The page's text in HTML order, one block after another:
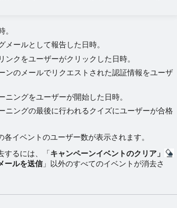
ールとして報告した日時。
クをユーザーがクリックした日時。
ンのメールでリクエストされた認証情報をユーザ
ングをユーザーが開始した日時。
ニングの最後に行われるクイズにユーザーが合格
イベントのユーザー数が表示されます。
するには、「キャンペーンイベントのクリア」
ールを送信」以外のすべてのイベントが消去さ